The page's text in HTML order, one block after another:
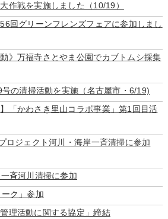
作戦を実施しました（10/19）
回グリーンフレンズフェアに参加しまし
動》万福寺さとやま公園でカブトムシ採集
号の清掃活動を実施（名古屋市・6/19)
】「かわさき里山コラボ事業」第1回目活
ロジェクト河川・海岸一斉清掃に参加
斉河川清掃に参加
ーク」参加
理活動に関する協定」締結